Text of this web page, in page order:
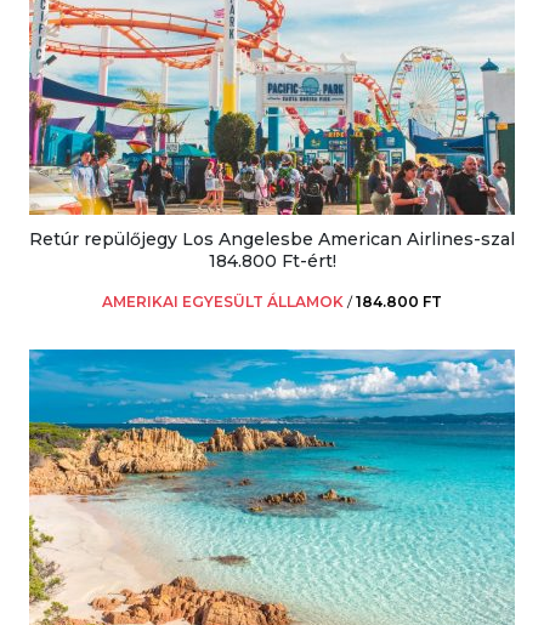
Retúr repülőjegy Los Angelesbe American Airlines-szal
184.800 Ft-ért!
AMERIKAI EGYESÜLT ÁLLAMOK /184.800 FT